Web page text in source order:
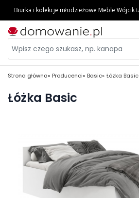
Strona główna Producenci Basic Łóżka Basic
Łóżka Basic